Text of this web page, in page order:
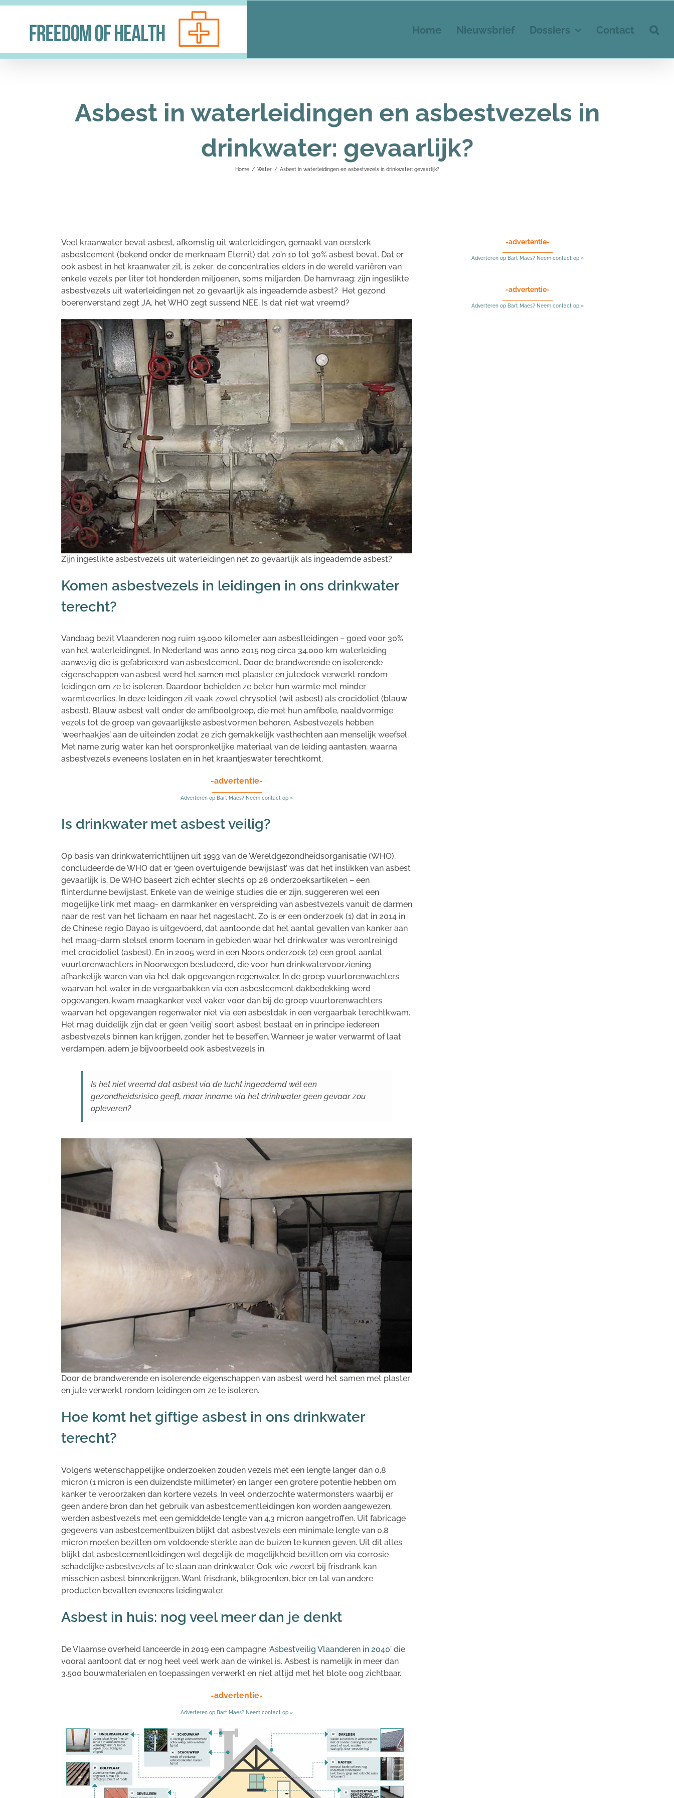
Ga
Home Nieuwsbrief Dossiers Contact
Asbest in waterleidingen en asbestvezels in
drinkwater: gevaarlijk?
Home / Water / Asbest in waterleidingen en asbestvezels in drinkwater: gevaarlijk?
Veel kraanwater bevat asbest, afkomstig uit waterleidingen, gemaakt van oersterk
asbestcement (bekend onder de merknaam Eternit) dat zo’n 10 tot 30% asbest bevat. Dat er
ook asbest in het kraanwater zit, is zeker: de concentraties elders in de wereld variëren van
enkele vezels per liter tot honderden miljoenen, soms miljarden. De hamvraag: zijn ingeslikte
asbestvezels uit waterleidingen net zo gevaarlijk als ingeademde asbest? Het gezond
boerenverstand zegt JA, het WHO zegt sussend NEE. Is dat niet wat vreemd?
Zijn ingeslikte asbestvezels uit waterleidingen net zo gevaarlijk als ingeademde asbest?
Komen asbestvezels in leidingen in ons drinkwater
terecht?
Vandaag bezit Vlaanderen nog ruim 19.000 kilometer aan asbestleidingen – goed voor 30%
van het waterleidingnet. In Nederland was anno 2015 nog circa 34.000 km waterleiding
aanwezig die is gefabriceerd van asbestcement. Door de brandwerende en isolerende
eigenschappen van asbest werd het samen met plaaster en jutedoek verwerkt rondom
leidingen om ze te isoleren. Daardoor behielden ze beter hun warmte met minder
warmteverlies. In deze leidingen zit vaak zowel chrysotiel (wit asbest) als crocidoliet (blauw
asbest). Blauw asbest valt onder de amfiboolgroep, die met hun amfibole, naaldvormige
vezels tot de groep van gevaarlijkste asbestvormen behoren. Asbestvezels hebben
‘weerhaakjes’ aan de uiteinden zodat ze zich gemakkelijk vasthechten aan menselijk weefsel.
Met name zurig water kan het oorspronkelijke materiaal van de leiding aantasten, waarna
asbestvezels eveneens loslaten en in het kraantjeswater terechtkomt.
-advertentie-
Adverteren op Bart Maes? Neem contact op »
Is drinkwater met asbest veilig?
Op basis van drinkwaterrichtlijnen uit 1993 van de Wereldgezondheidsorganisatie (WHO),
concludeerde de WHO dat er ‘geen overtuigende bewijslast’ was dat het inslikken van asbest
gevaarlijk is. De WHO baseert zich echter slechts op 28 onderzoeksartikelen – een
flinterdunne bewijslast. Enkele van de weinige studies die er zijn, suggereren wel een
mogelijke link met maag- en darmkanker en verspreiding van asbestvezels vanuit de darmen
naar de rest van het lichaam en naar het nageslacht. Zo is er een onderzoek (1) dat in 2014 in
de Chinese regio Dayao is uitgevoerd, dat aantoonde dat het aantal gevallen van kanker aan
het maag-darm stelsel enorm toenam in gebieden waar het drinkwater was verontreinigd
met crocidoliet (asbest). En in 2005 werd in een Noors onderzoek (2) een groot aantal
vuurtorenwachters in Noorwegen bestudeerd, die voor hun drinkwatervoorziening
afhankelijk waren van via het dak opgevangen regenwater. In de groep vuurtorenwachters
waarvan het water in de vergaarbakken via een asbestcement dakbedekking werd
opgevangen, kwam maagkanker veel vaker voor dan bij de groep vuurtorenwachters
waarvan het opgevangen regenwater niet via een asbestdak in een vergaarbak terechtkwam.
Het mag duidelijk zijn dat er geen ‘veilig’ soort asbest bestaat en in principe iedereen
asbestvezels binnen kan krijgen, zonder het te beseffen. Wanneer je water verwarmt of laat
verdampen, adem je bijvoorbeeld ook asbestvezels in.
Is het niet vreemd dat asbest via de lucht ingeademd wél een
gezondheidsrisico geeft, maar inname via het drinkwater geen gevaar zou
opleveren?
Door de brandwerende en isolerende eigenschappen van asbest werd het samen met plaster
en jute verwerkt rondom leidingen om ze te isoleren.
Hoe komt het giftige asbest in ons drinkwater
terecht?
Volgens wetenschappelijke onderzoeken zouden vezels met een lengte langer dan 0,8
micron (1 micron is een duizendste millimeter) en langer een grotere potentie hebben om
kanker te veroorzaken dan kortere vezels. In veel onderzochte watermonsters waarbij er
geen andere bron dan het gebruik van asbestcementleidingen kon worden aangewezen,
werden asbestvezels met een gemiddelde lengte van 4,3 micron aangetroffen. Uit fabricage
gegevens van asbestcementbuizen blijkt dat asbestvezels een minimale lengte van 0,8
micron moeten bezitten om voldoende sterkte aan de buizen te kunnen geven. Uit dit alles
blijkt dat asbestcementleidingen wel degelijk de mogelijkheid bezitten om via corrosie
schadelijke asbestvezels af te staan aan drinkwater. Ook wie zweert bij frisdrank kan
misschien asbest binnenkrijgen. Want frisdrank, blikgroenten, bier en tal van andere
producten bevatten eveneens leidingwater.
Asbest in huis: nog veel meer dan je denkt
De Vlaamse overheid lanceerde in 2019 een campagne ‘Asbestveilig Vlaanderen in 2040’ die
vooral aantoont dat er nog heel veel werk aan de winkel is. Asbest is namelijk in meer dan
3.500 bouwmaterialen en toepassingen verwerkt en niet altijd met het blote oog zichtbaar.
-advertentie-
Adverteren op Bart Maes? Neem contact op »
-advertentie-
Adverteren op Bart Maes? Neem contact op »
-advertentie-
Adverteren op Bart Maes? Neem contact op »